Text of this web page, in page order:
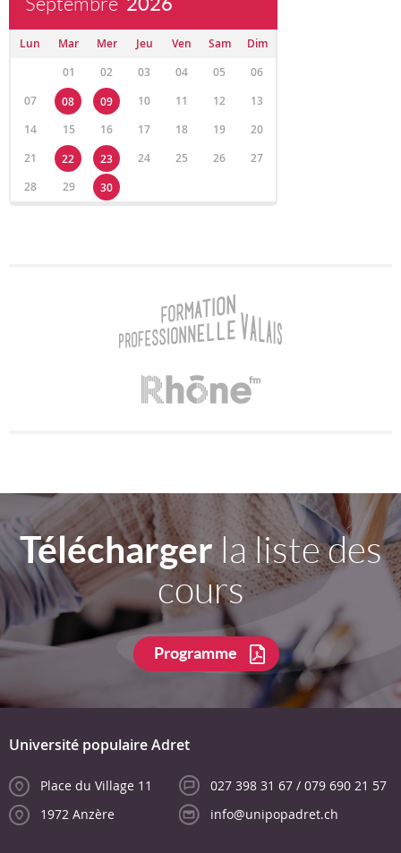
Lun Mar Mer Jeu Ven Sam
Dim
01
02 03 04 05
06
07
08 09 10 11 12
13
14
15 16 17 18 19
20
21
22 23 24 25 26
27
28
29 30
Téléchargerla liste des
cours
Programme
Université populaire Adret
Place du Village 11
1972 Anzère
027 398 31 67 / 079 690 21 57
info@unipopadret.ch